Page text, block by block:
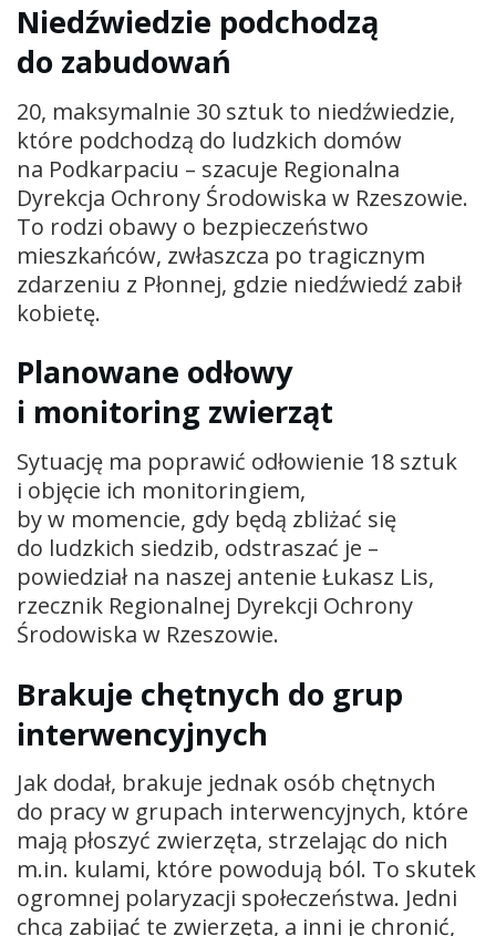
Niedźwiedzie podchodzą
do zabudowań
20, maksymalnie 30 sztuk to niedźwiedzie,
które podchodzą do ludzkich domów
na Podkarpaciu – szacuje Regionalna
Dyrekcja Ochrony Środowiska w Rzeszowie.
To rodzi obawy o bezpieczeństwo
mieszkańców, zwłaszcza po tragicznym
zdarzeniu z Płonnej, gdzie niedźwiedź zabił
kobietę.
Planowane odłowy
i monitoring zwierząt
Sytuację ma poprawić odłowienie 18 sztuk
i objęcie ich monitoringiem,
by w momencie, gdy będą zbliżać się
do ludzkich siedzib, odstraszać je –
powiedział na naszej antenie Łukasz Lis,
rzecznik Regionalnej Dyrekcji Ochrony
Środowiska w Rzeszowie.
Brakuje chętnych do grup
interwencyjnych
Jak dodał, brakuje jednak osób chętnych
do pracy w grupach interwencyjnych, które
mają płoszyć zwierzęta, strzelając do nich
m.in. kulami, które powodują ból. To skutek
ogromnej polaryzacji społeczeństwa. Jedni
chcą zabijać te zwierzęta, a inni je chronić,